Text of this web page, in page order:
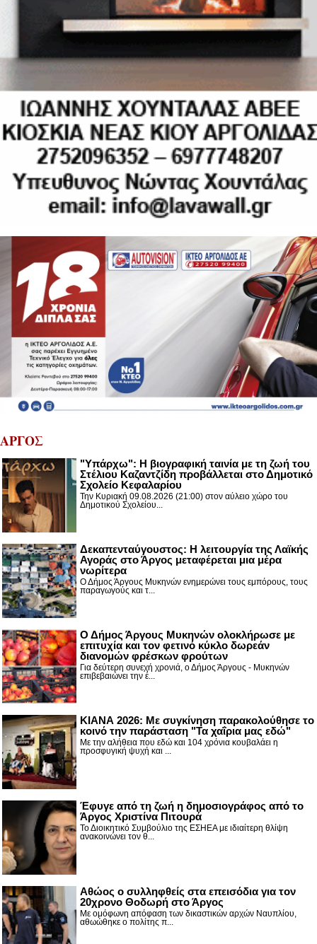
ΑΡΓΟΣ
"Υπάρχω": Η βιογραφική ταινία με τη ζωή του
Στέλιου Καζαντζίδη προβάλλεται στο Δημοτικό
Σχολείο Κεφαλαρίου
Την Κυριακή 09.08.2026 (21:00) στον αύλειο χώρο του
Δημοτικού Σχολείου...
Δεκαπενταύγουστος: H λειτουργία της Λαϊκής
Αγοράς στο Άργος μεταφέρεται μια μέρα
νωρίτερα
Ο Δήμος Άργους Μυκηνών ενημερώνει τους εμπόρους, τους
παραγωγούς και τ...
Ο Δήμος Άργους Μυκηνών ολοκλήρωσε με
επιτυχία και τον φετινό κύκλο δωρεάν
διανομών φρέσκων φρούτων
Για δεύτερη συνεχή χρονιά, ο Δήμος Άργους - Μυκηνών
επιβεβαιώνει την έ...
ΚΙΑΝΑ 2026: Με συγκίνηση παρακολούθησε το
κοινό την παράσταση "Τα χαΐρια μας εδώ"
Με την αλήθεια που εδώ και 104 χρόνια κουβαλάει η
προσφυγική ψυχή και ...
Έφυγε από τη ζωή η δημοσιογράφος από το
Άργος Χριστίνα Πιτουρά
Το Διοικητικό Συμβούλιο της ΕΣΗΕΑ με ιδιαίτερη θλίψη
ανακοινώνει τον θ...
Αθώος ο συλληφθείς στα επεισόδια για τον
20χρονο Θοδωρή στο Άργος
Με ομόφωνη απόφαση των δικαστικών αρχών Ναυπλίου,
αθωώθηκε ο πολίτης π...